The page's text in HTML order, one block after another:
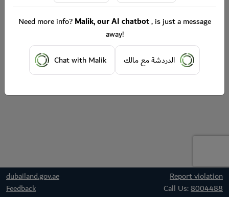
dubailand.gov.ae
Report violation
Feedback
Call Us:8004488
Need more info?Malik, our AI chatbot, is just a message
away!
Chat with Malik
الدردشة مع مالك